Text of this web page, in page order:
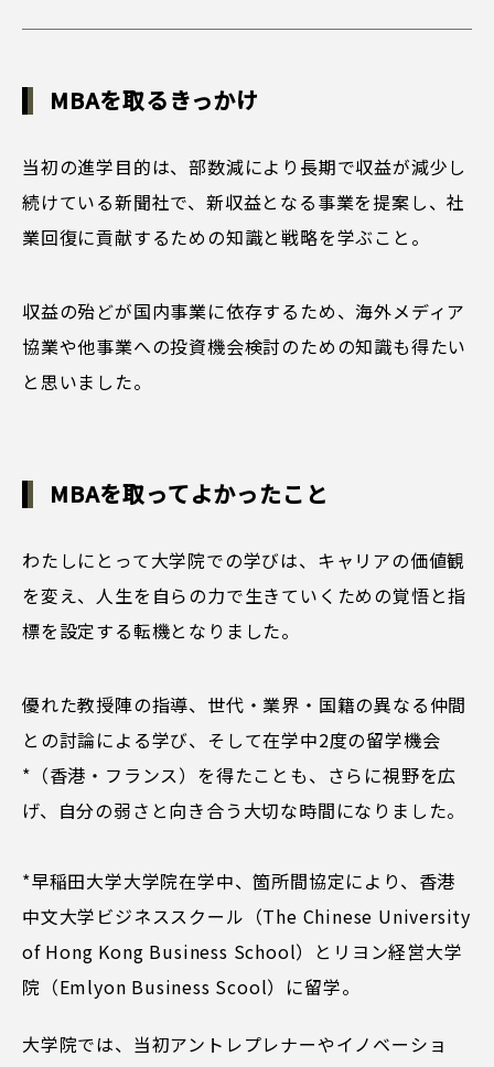
MBAを取るきっかけ
当初の進学目的は、部数減により長期で収益が減少し
続けている新聞社で、新収益となる事業を提案し、社
業回復に貢献するための知識と戦略を学ぶこと。
収益の殆どが国内事業に依存するため、海外メディア
協業や他事業への投資機会検討のための知識も得たい
と思いました。
MBAを取ってよかったこと
わたしにとって大学院での学びは、キャリアの価値観
を変え、人生を自らの力で生きていくための覚悟と指
標を設定する転機となりました。
優れた教授陣の指導、世代・業界・国籍の異なる仲間
との討論による学び、そして在学中2度の留学機会
*（香港・フランス）を得たことも、さらに視野を広
げ、自分の弱さと向き合う大切な時間になりました。
*早稲田大学大学院在学中、箇所間協定により、香港
中文大学ビジネススクール（The Chinese University
of Hong Kong Business School）とリヨン経営大学
院（Emlyon Business Scool）に留学。
大学院では、当初アントレプレナーやイノベーショ